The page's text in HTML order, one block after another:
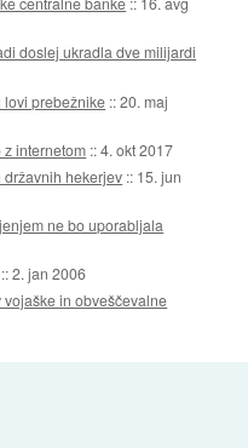
doslej ukradla dve milijardi
lovi prebežnike ::20. maj
internetom ::4. okt 2017
hekerjev :: 15. jun
ne bo uporabljala
::2. jan 2006
in obveščevalne